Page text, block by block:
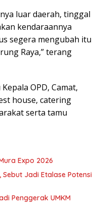
luar daerah, tinggal
kendaraannya
segera mengubah itu
Raya,” terang
OPD, Camat,
house, catering
serta tamu
Expo 2026
Jadi Etalase Potensi
Penggerak UMKM